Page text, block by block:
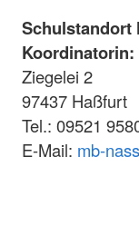
Schulstandort
Ziegelei 2
97437 Haßfurt
Tel.: 09521
E-Mail: mb-